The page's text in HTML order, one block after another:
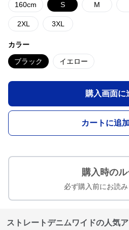
160cm S M
2XL 3XL
カラー
ブラック イエロー
購入画面に
カートに追
購入時の
必ず購入前にお読み
ストレートデニムワイドの人気